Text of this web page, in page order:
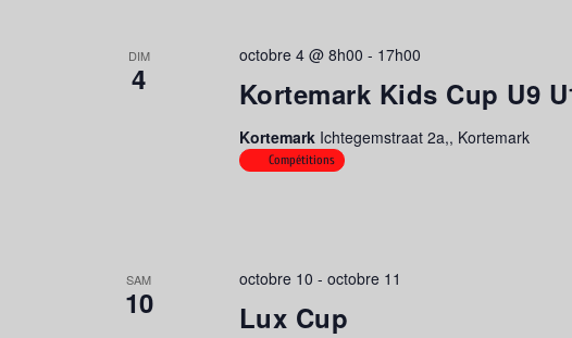
DIM
4 Kortemark Kids Cup U9
octobre 4 @ 8h00 - 17h00
Kortemark Ichtegemstraat 2a,, Kortemark
Compétitions
SAM
10 Lux Cup
octobre 10 - octobre 11